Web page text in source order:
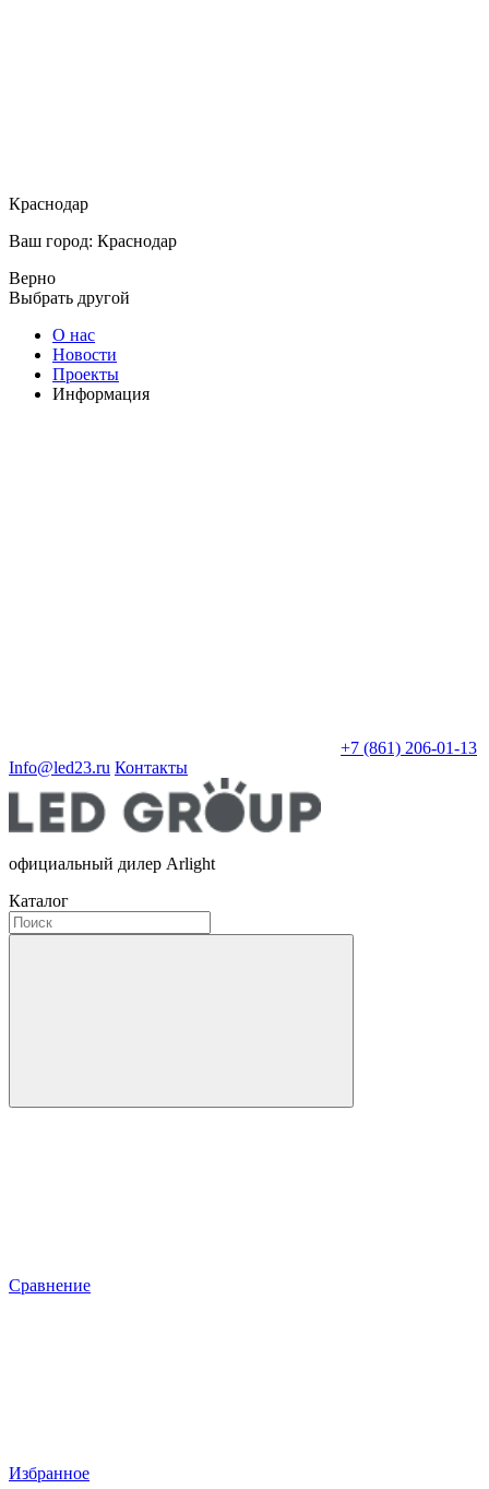
Краснодар
Ваш город: Краснодар
Верно
Выбрать другой
О нас
Новости
Проекты
Информация
+7 (861) 206-01-13
Info@led23.ru Контакты
официальный дилер Arlight
Каталог
Сравнение
Избранное